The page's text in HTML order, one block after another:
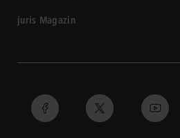
juris Magazin